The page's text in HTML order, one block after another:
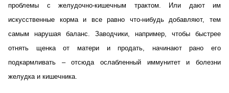
проблемы с желудочно-кишечным трактом. Или дают им
искусственные корма и все равно что-нибудь добавляют, тем
самым нарушая баланс. Заводчики, например, чтобы быстрее
отнять щенка от матери и продать, начинают рано его
подкармливать – отсюда ослабленный иммунитет и болезни
желудка и кишечника.